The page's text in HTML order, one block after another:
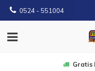
0524 - 551004
Gratis